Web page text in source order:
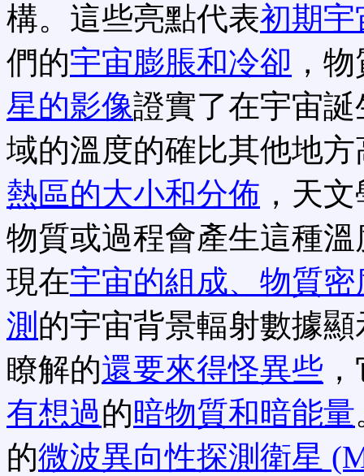
構。這些亮點代表初期宇
們的宇宙膨脹和冷卻 ，
星的影像證實了在宇宙
域的溫度的確比其他地
熱區的大小和分佈 ，天
物質或過程會產生這種
現在宇宙的組成、物質
測 的宇宙背景輻射數據
瞭解的還要來得怪異些
有想過的暗物質和暗能量
的微波異向性探測衛星